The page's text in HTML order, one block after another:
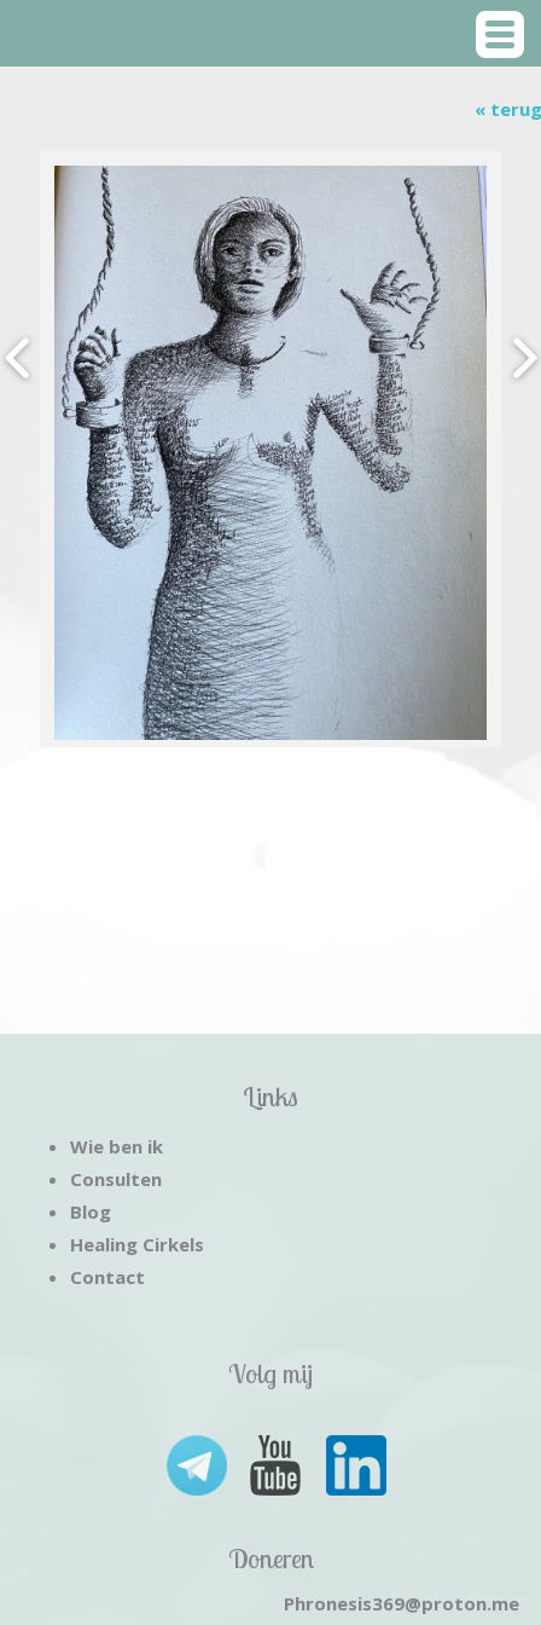
« terug
Links
Wie ben ik
Consulten
Blog
Healing Cirkels
Contact
Volg mij
Doneren
Phronesis369@proton.me